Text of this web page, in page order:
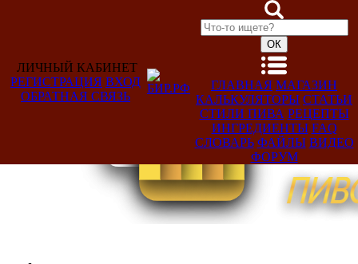
Добро
ЛИЧНЫЙ КАБИНЕТ
РЕГИСТРАЦИЯ ВХОД
ОБРАТНАЯ СВЯЗЬ
ГЛАВНАЯ МАГАЗИН
КАЛЬКУЛЯТОРЫ СТАТЬИ
СТИЛИ ПИВА РЕЦЕПТЫ
ИНГРЕДИЕНТЫ FAQ
СЛОВАРЬ ФАЙЛЫ ВИДЕО
ФОРУМ